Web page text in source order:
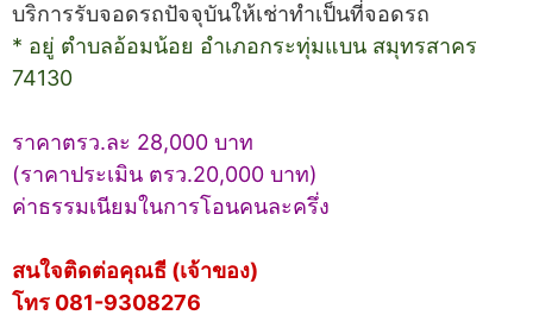
บริการรับจอดรถปัจจุบันให้เช่าทำเป็นที่จอดรถ
* อยู่ ตำบลอ้อมน้อย อำเภอกระทุ่มแบน สมุทรสาคร
74130
ราคาตรว.ละ 28,000 บาท
(ราคาประเมิน ตรว.20,000 บาท)
ค่าธรรมเนียมในการโอนคนละครึ่ง
สนใจติดต่อคุณธี (เจ้าของ)
โทร 081-9308276